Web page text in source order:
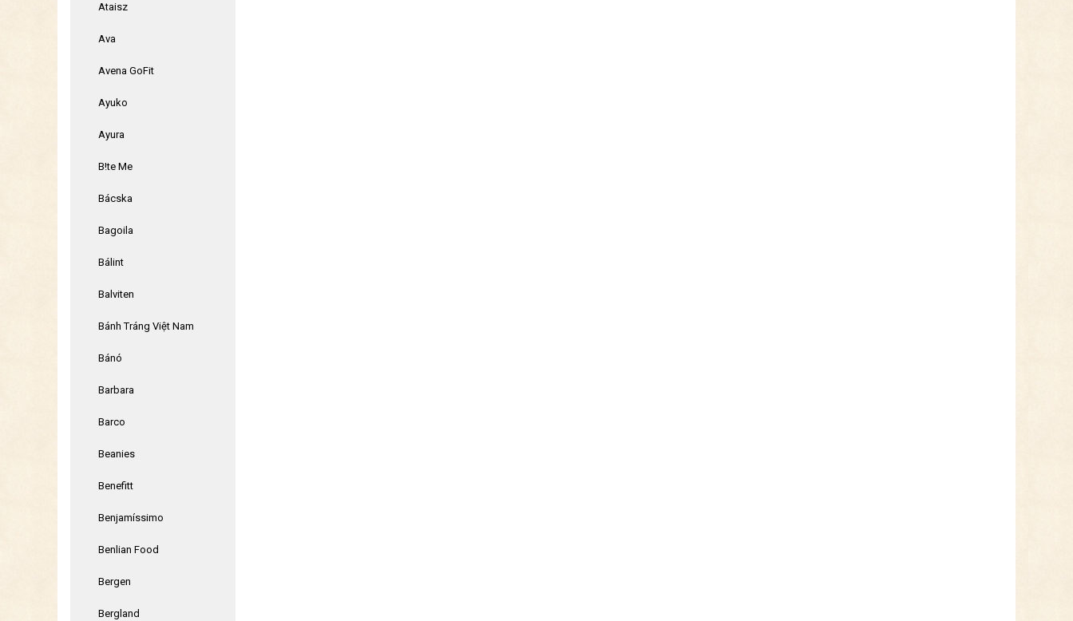
Ataisz
Ava
Avena GoFit
Ayuko
Ayura
B!te Me
Bácska
Bagoila
Bálint
Balviten
Bánh Tráng Việt Nam
Bánó
Barbara
Barco
Beanies
Benefitt
Benjamíssimo
Benlian Food
Bergen
Bergland